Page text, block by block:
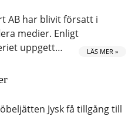
AB har blivit försatt i
medier. Enligt
uppgett…
LÄS MER »
Jysk få tillgång till